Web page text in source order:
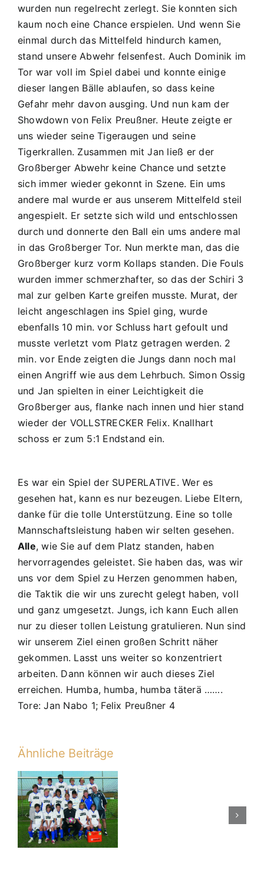
wurden nun regelrecht zerlegt. Sie konnten sich
kaum noch eine Chance erspielen. Und wenn Sie
einmal durch das Mittelfeld hindurch kamen,
stand unsere Abwehr felsenfest. Auch Dominik im
Tor war voll im Spiel dabei und konnte einige
dieser langen Bälle ablaufen, so dass keine
Gefahr mehr davon ausging. Und nun kam der
Showdown von Felix Preußner. Heute zeigte er
uns wieder seine Tigeraugen und seine
Tigerkrallen. Zusammen mit Jan ließ er der
Großberger Abwehr keine Chance und setzte
sich immer wieder gekonnt in Szene. Ein ums
andere mal wurde er aus unserem Mittelfeld steil
angespielt. Er setzte sich wild und entschlossen
durch und donnerte den Ball ein ums andere mal
in das Großberger Tor. Nun merkte man, das die
Großberger kurz vorm Kollaps standen. Die Fouls
wurden immer schmerzhafter, so das der Schiri 3
mal zur gelben Karte greifen musste. Murat, der
leicht angeschlagen ins Spiel ging, wurde
ebenfalls 10 min. vor Schluss hart gefoult und
musste verletzt vom Platz getragen werden. 2
min. vor Ende zeigten die Jungs dann noch mal
einen Angriff wie aus dem Lehrbuch. Simon Ossig
und Jan spielten in einer Leichtigkeit die
Großberger aus, flanke nach innen und hier stand
wieder der VOLLSTRECKER Felix. Knallhart
schoss er zum 5:1 Endstand ein.
Es war ein Spiel der SUPERLATIVE. Wer es
gesehen hat, kann es nur bezeugen. Liebe Eltern,
danke für die tolle Unterstützung. Eine so tolle
Mannschaftsleistung haben wir selten gesehen.
Alle, wie Sie auf dem Platz standen, haben
hervorragendes geleistet. Sie haben das, was wir
uns vor dem Spiel zu Herzen genommen haben,
die Taktik die wir uns zurecht gelegt haben, voll
und ganz umgesetzt. Jungs, ich kann Euch allen
nur zu dieser tollen Leistung gratulieren. Nun sind
wir unserem Ziel einen großen Schritt näher
gekommen. Lasst uns weiter so konzentriert
arbeiten. Dann können wir auch dieses Ziel
erreichen. Humba, humba, humba täterä …….
Tore: Jan Nabo 1; Felix Preußner 4
Ähnliche Beiträge
Kreisliga